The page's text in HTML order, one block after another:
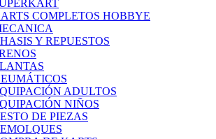
COMPLETOS HOBBYE
Y REPUESTOS
ADULTOS
NIÑOS
DE PIEZAS